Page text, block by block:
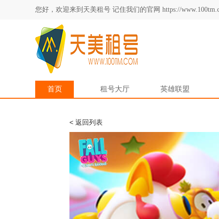
您好，欢迎来到天美租号 记住我们的官网 https://
首页 租号大厅 英雄联盟
< 返回列表